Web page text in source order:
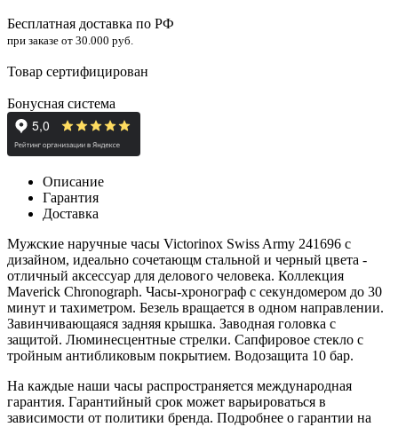
Бесплатная доставка по РФ
при заказе от 30.000 руб.
Товар сертифицирован
Бонусная система
Описание
Гарантия
Доставка
Мужские наручные часы Victorinox Swiss Army 241696 с
дизайном, идеально сочетающм стальной и черный цвета -
отличный аксессуар для делового человека. Коллекция
Maverick Chronograph. Часы-хронограф с секундомером до 30
минут и тахиметром. Безель вращается в одном направлении.
Завинчивающаяся задняя крышка. Заводная головка с
защитой. Люминесцентные стрелки. Сапфировое стекло с
тройным антибликовым покрытием. Водозащита 10 бар.
На каждые наши часы распространяется международная
гарантия. Гарантийный срок может варьироваться в
зависимости от политики бренда. Подробнее о гарантии на